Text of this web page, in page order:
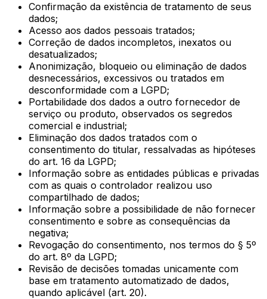
Confirmação da existência de tratamento de seus
dados;
Acesso aos dados pessoais tratados;
Correção de dados incompletos, inexatos ou
desatualizados;
Anonimização, bloqueio ou eliminação de dados
desnecessários, excessivos ou tratados em
desconformidade com a LGPD;
Portabilidade dos dados a outro fornecedor de
serviço ou produto, observados os segredos
comercial e industrial;
Eliminação dos dados tratados com o
consentimento do titular, ressalvadas as hipóteses
do art. 16 da LGPD;
Informação sobre as entidades públicas e privadas
com as quais o controlador realizou uso
compartilhado de dados;
Informação sobre a possibilidade de não fornecer
consentimento e sobre as consequências da
negativa;
Revogação do consentimento, nos termos do § 5º
do art. 8º da LGPD;
Revisão de decisões tomadas unicamente com
base em tratamento automatizado de dados,
quando aplicável (art. 20).